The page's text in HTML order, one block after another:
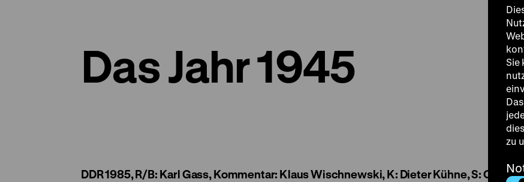
Das Jahr 1945
DDR 1985, R/B: Karl Gass, Kommentar: Klaus Wischnewski, K: Dieter Kühne, S: Christel
Sie
zu